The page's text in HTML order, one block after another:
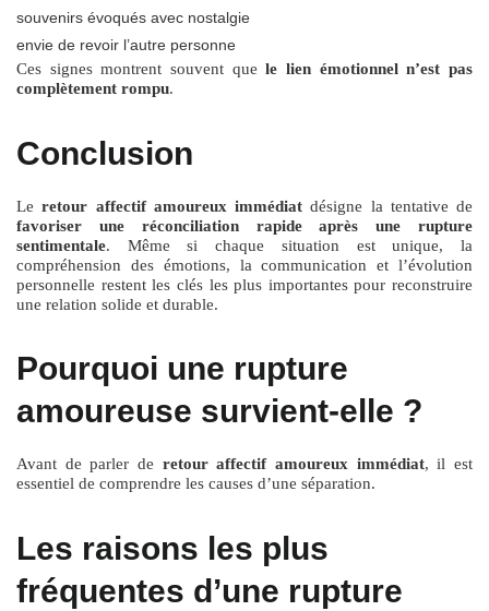
souvenirs évoqués avec nostalgie
envie de revoir l’autre personne
Ces signes montrent souvent quele lien émotionnel n’est pas
complètement rompu.
Conclusion
Leretour affectif amoureux immédiat désigne la tentative de
favoriser une réconciliation rapide après une rupture
sentimentale. Même si chaque situation est unique, la
compréhension des émotions, la communication et l’évolution
personnelle restent les clés les plus importantes pour reconstruire
une relation solide et durable.
Pourquoi une rupture
amoureuse survient-elle ?
Avant de parler de retour affectif amoureux immédiat, il est
essentiel de comprendre les causes d’une séparation.
Les raisons les plus
fréquentes d’une rupture